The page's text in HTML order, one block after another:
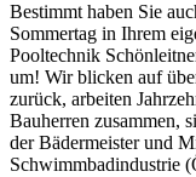
Bestimmt haben Sie
Sommertag in Ihrem
Pooltechnik
um! Wir blicken auf
zurück, arbeiten
Bauherren zusammen,
der Bädermeister und
Schwimmbadindustrie